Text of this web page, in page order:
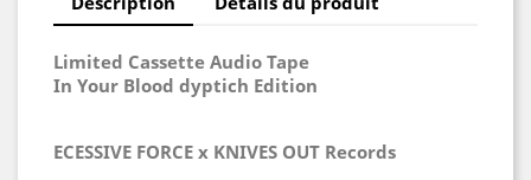
Limited Cassette Audio Tape
In Your Blood dyptich Edition
ECESSIVE FORCE x KNIVES OUT Records